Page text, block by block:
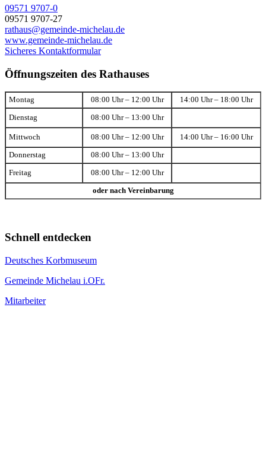
09571 9707-0
09571 9707-27
rathaus@gemeinde-michelau.de
www.gemeinde-michelau.de
Sicheres Kontaktformular
Öffnungszeiten des Rathauses
Montag 08:00 Uhr – 12:00 Uhr 14:00 Uhr – 18:00 Uhr
Dienstag 08:00 Uhr – 13:00 Uhr
Mittwoch 08:00 Uhr – 12:00 Uhr 14:00 Uhr – 16:00 Uhr
Donnerstag 08:00 Uhr – 13:00 Uhr
Freitag 08:00 Uhr – 12:00 Uhr
oder nach Vereinbarung
Schnell entdecken
Deutsches Korbmuseum
Gemeinde Michelau i.OFr.
Mitarbeiter